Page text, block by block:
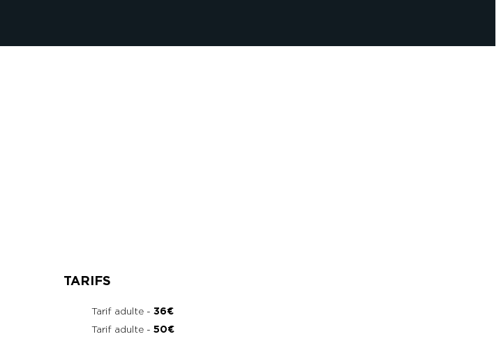
TARIFS
Tarif adulte - 36€
Tarif adulte - 50€